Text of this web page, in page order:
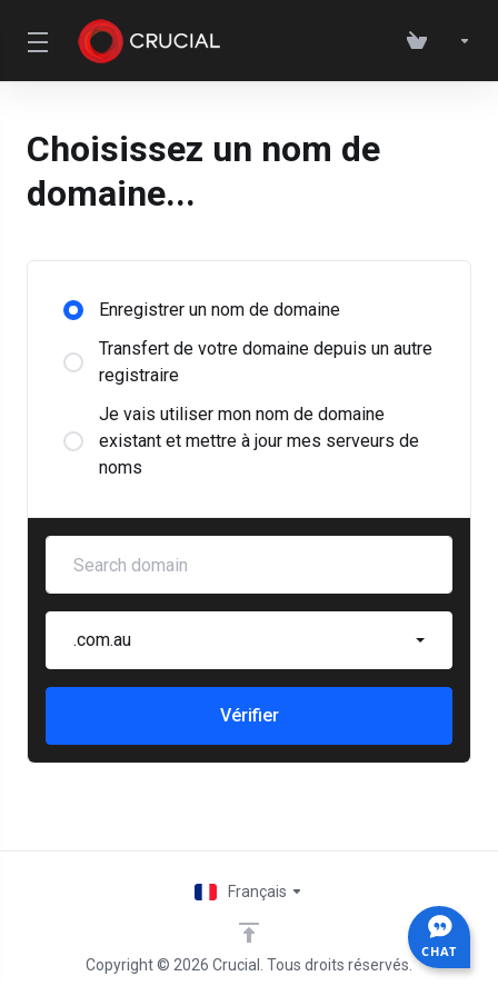
Choisissez un nom de
domaine...
Enregistrer un nom de domaine
Transfert de votre domaine depuis un autre
registraire
Je vais utiliser mon nom de domaine
existant et mettre à jour mes serveurs de
noms
.com.au
Vérifier
Copyright © 2026 Crucial. Tous droits réservés.
Français
CHAT